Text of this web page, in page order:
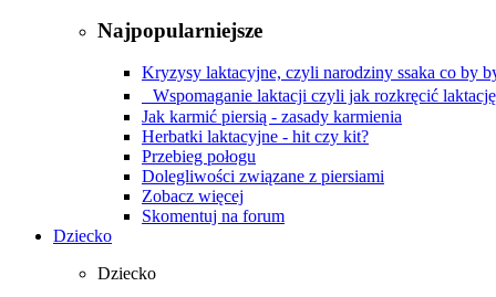
Najpopularniejsze
Kryzysy laktacyjne, czyli narodziny ssaka co by
Wspomaganie laktacji czyli jak rozkręcić
Jak karmić piersią - zasady karmienia
Herbatki laktacyjne - hit czy kit?
Przebieg połogu
Dolegliwości związane z piersiami
Zobacz więcej
Skomentuj na forum
Dziecko
Dziecko